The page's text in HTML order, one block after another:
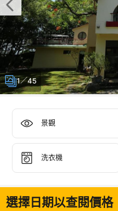
1／45
景觀
洗衣機
選擇日期以查閱價格